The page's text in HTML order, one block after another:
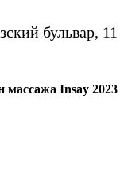
бульвар, 11
массажа Insay 2023